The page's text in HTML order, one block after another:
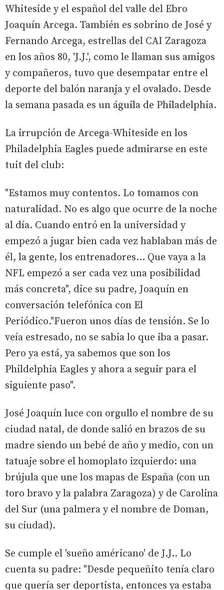
Whiteside y el español del valle del Ebro
Joaquín Arcega. También es sobrino de José y
Fernando Arcega, estrellas del CAI Zaragoza
en los años 80, 'J.J.', como le llaman sus amigos
y compañeros, tuvo que desempatar entre el
deporte del balón naranja y el ovalado. Desde
la semana pasada es un águila de Philadelphia.
La irrupción de Arcega-Whiteside en los
Philadelphia Eagles puede admirarse en este
tuit del club:
"Estamos muy contentos. Lo tomamos con
naturalidad. No es algo que ocurre de la noche
al día. Cuando entró en la universidad y
empezó a jugar bien cada vez hablaban más de
él, la gente, los entrenadores... Que vaya a la
NFL empezó a ser cada vez una posibilidad
más concreta", dice su padre, Joaquín en
conversación telefónica con El
Periódico."Fueron unos días de tensión. Se lo
veía estresado, no se sabia lo que iba a pasar.
Pero ya está, ya sabemos que son los
Phildelphia Eagles y ahora a seguir para el
siguiente paso".
José Joaquín luce con orgullo el nombre de su
ciudad natal, de donde salió en brazos de su
madre siendo un bebé de año y medio, con un
tatuaje sobre el homoplato izquierdo: una
brújula que une los mapas de España (con un
toro bravo y la palabra Zaragoza) y de Carolina
del Sur (una palmera y el nombre de Doman,
su ciudad).
Se cumple el 'sueño américano' de J.J.. Lo
cuenta su padre: "Desde pequeñito tenía claro
que quería ser deportista, entonces ya estaba